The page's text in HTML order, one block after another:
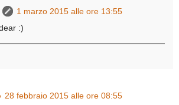
1 marzo 2015 alle ore 13:55
:)
28 febbraio 2015 alle ore 08:55